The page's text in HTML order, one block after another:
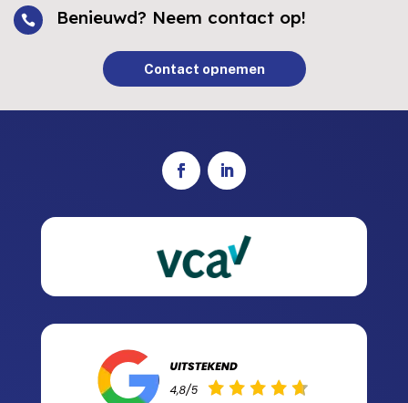
 Benieuwd? Neem contact op!
Contact opnemen